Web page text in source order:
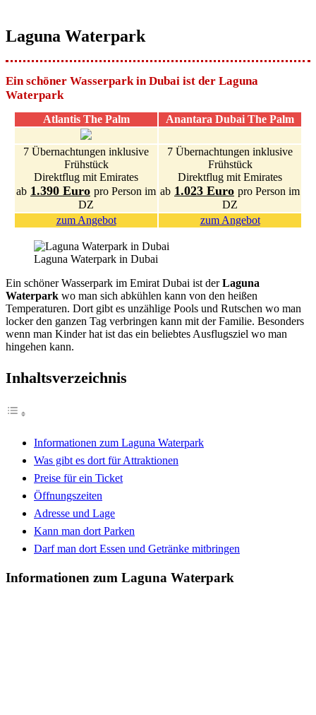
Laguna Waterpark
Ein schöner Wasserpark in Dubai ist der Laguna
Waterpark
Atlantis The Palm Anantara Dubai The Palm
7 Übernachtungen inklusive
Frühstück
Direktflug mit Emirates
ab 1.390 Euro pro Person im
DZ
7 Übernachtungen inklusive
Frühstück
Direktflug mit Emirates
ab 1.023 Euro pro Person im
DZ
zum Angebot
zum Angebot
Laguna Waterpark in Dubai
Ein schöner Wasserpark im Emirat Dubai ist derLaguna
Waterpark wo man sich abkühlen kann von den heißen
Temperaturen. Dort gibt es unzählige Pools und Rutschen wo man
locker den ganzen Tag verbringen kann mit der Familie. Besonders
wenn man Kinder hat ist das ein beliebtes Ausflugsziel wo man
hingehen kann.
Inhaltsverzeichnis
Informationen zum Laguna Waterpark
Was gibt es dort für Attraktionen
Preise für ein Ticket
Öffnungszeiten
Adresse und Lage
Kann man dort Parken
Darf man dort Essen und Getränke mitbringen
Informationen zum Laguna Waterpark